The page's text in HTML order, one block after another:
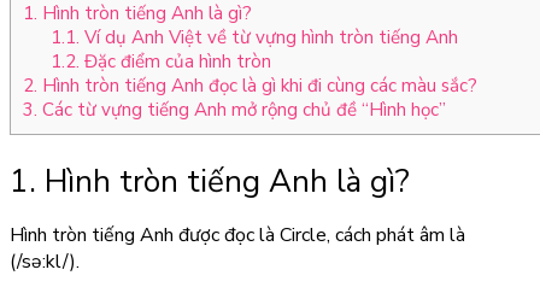
1. Hình tròn tiếng Anh là gì?
1.1. Ví dụ Anh Việt về từ vựng hình tròn tiếng Anh
1.2. Đặc điểm của hình tròn
2. Hình tròn tiếng Anh đọc là gì khi đi cùng các màu sắc?
3. Các từ vựng tiếng Anh mở rộng chủ đề “Hình học”
1. Hình tròn tiếng Anh là gì?
Hình tròn tiếng Anh đượcđọc là Circle, cách phát âm là
(/sə:kl/).